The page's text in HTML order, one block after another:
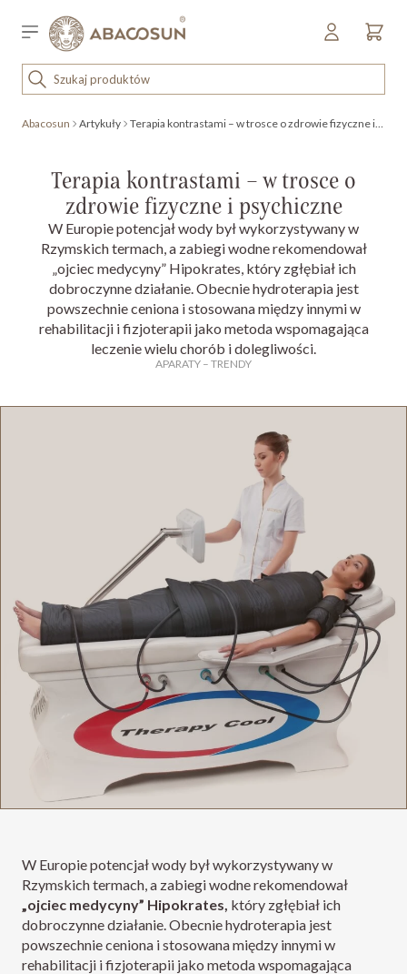
Sklep detaliczny
OUTLET
KOSMETYKI
Abacosun Artykuły Terapia kontrastami – w trosce o zdrowie fizyczne i psychiczne
Terapia kontrastami – w trosce o
zdrowie fizyczne i psychiczne
W Europie potencjał wody był wykorzystywany w
Rzymskich termach, a zabiegi wodne rekomendował
„ojciec medycyny” Hipokrates, który zgłębiał ich
dobroczynne działanie. Obecnie hydroterapia jest
powszechnie ceniona i stosowana między innymi w
rehabilitacji i fizjoterapii jako metoda wspomagająca
leczenie wielu chorób i dolegliwości.
APARATY – TRENDY
W Europie potencjał wody był wykorzystywany w
Rzymskich termach, a zabiegi wodne rekomendował
„ojciec medycyny” Hipokrates, który zgłębiał ich
dobroczynne działanie. Obecnie hydroterapia jest
powszechnie ceniona i stosowana między innymi w
rehabilitacji i fizjoterapii jako metoda wspomagająca